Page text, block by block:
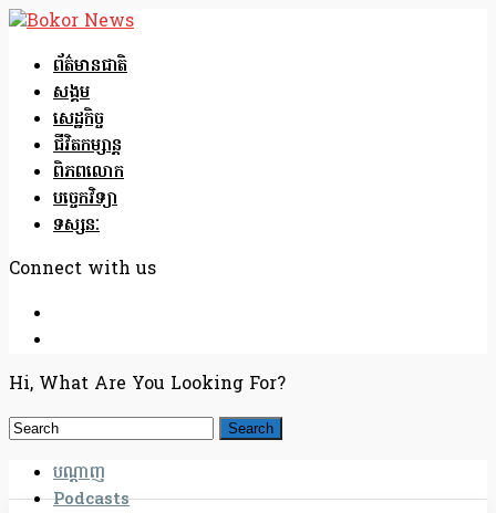
ព័ត៌មានជាតិ
សង្គម
សេដ្ឋកិច្ច
ជីវិតកម្សាន្ត
ពិភពលោក
បច្ចេកវិទ្យា
ទស្សនៈ
Connect with us
Hi, What Are You Looking For?
បណ្តាញ
Podcasts